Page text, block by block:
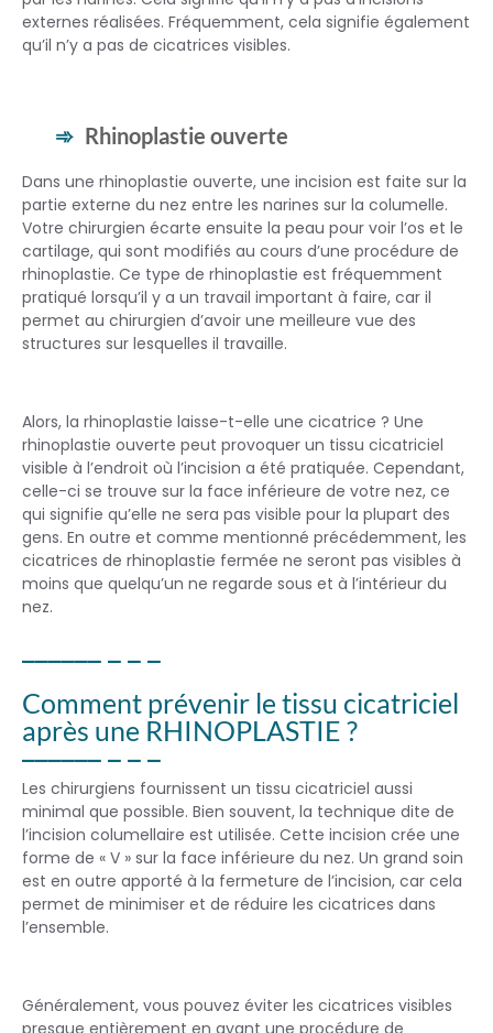
externes réalisées. Fréquemment, cela signifie également
qu’il n’y a pas de cicatrices visibles.
Rhinoplastie ouverte
Dans une rhinoplastie ouverte, une incision est faite sur la
partie externe du nez entre les narines sur la columelle.
Votre chirurgien écarte ensuite la peau pour voir l’os et le
cartilage, qui sont modifiés au cours d’une procédure de
rhinoplastie. Ce type de rhinoplastie est fréquemment
pratiqué lorsqu’il y a un travail important à faire, car il
permet au chirurgien d’avoir une meilleure vue des
structures sur lesquelles il travaille.
Alors, la rhinoplastie laisse-t-elle une cicatrice ? Une
rhinoplastie ouverte peut provoquer un tissu cicatriciel
visible à l’endroit où l’incision a été pratiquée. Cependant,
celle-ci se trouve sur la face inférieure de votre nez, ce
qui signifie qu’elle ne sera pas visible pour la plupart des
gens. En outre et comme mentionné précédemment, les
cicatrices de rhinoplastie fermée ne seront pas visibles à
moins que quelqu’un ne regarde sous et à l’intérieur du
nez.
Comment prévenir le tissu cicatriciel
après une RHINOPLASTIE ?
Les chirurgiens fournissent un tissu cicatriciel aussi
minimal que possible. Bien souvent, la technique dite de
l’incision columellaire est utilisée. Cette incision crée une
forme de « V » sur la face inférieure du nez. Un grand soin
est en outre apporté à la fermeture de l’incision, car cela
permet de minimiser et de réduire les cicatrices dans
l’ensemble.
Généralement, vous pouvez éviter les cicatrices visibles